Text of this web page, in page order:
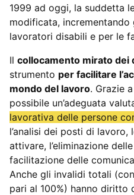
1999 ad oggi, la suddetta
modificata,
lavoratori disabili e per le
Il collocamento mirato dei
strumento per facilitare
mondo del lavoro. Grazie
possibile un’adeguata
lavorativa delle persone
l’analisi dei posti di
attivare, l’eliminazione
facilitazione delle
Anche gli invalidi totali
pari al 100%) hanno diritto